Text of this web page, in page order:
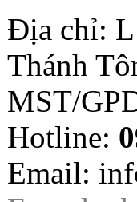
Địa chỉ:
Thánh
MST/
Hotline:
Email: